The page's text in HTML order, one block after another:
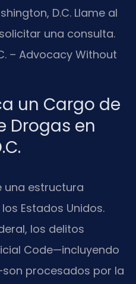
D.C. Llame al
una consulta.
– Advocacy Without
un Cargo de
Drogas en
una estructura
Estados Unidos.
los delitos
Code—incluyendo
procesados por la